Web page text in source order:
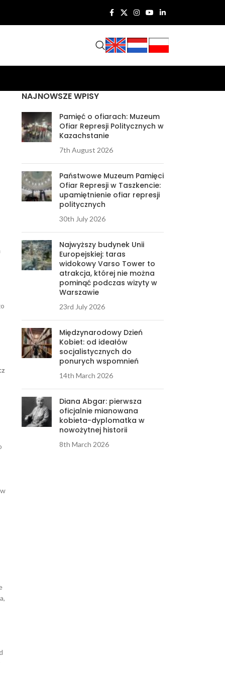
NAJNOWSZE WPISY
Pamięć o ofiarach: Muzeum
Ofiar Represji Politycznych w
Kazachstanie
7th August 2026
Państwowe Muzeum Pamięci
Ofiar Represji w Taszkencie:
upamiętnienie ofiar represji
politycznych
30th July 2026
Najwyższy budynek Unii
Europejskiej: taras
widokowy Varso Tower to
atrakcja, której nie można
pominąć podczas wizyty w
Warszawie
23rd July 2026
Międzynarodowy Dzień
Kobiet: od ideałów
socjalistycznych do
ponurych wspomnień
14th March 2026
Diana Abgar: pierwsza
oficjalnie mianowana
kobieta-dyplomatka w
nowożytnej historii
8th March 2026